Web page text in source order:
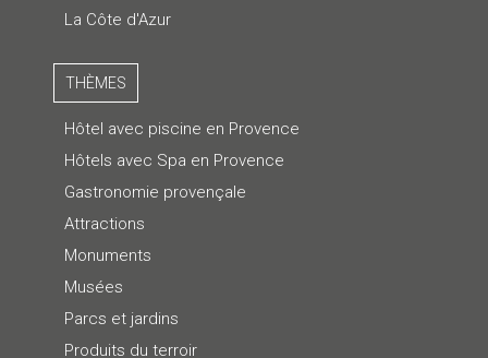
La Côte d'Azur
THÈMES
Hôtel avec piscine en Provence
Hôtels avec Spa en Provence
Gastronomie provençale
Attractions
Monuments
Musées
Parcs et jardins
Produits du terroir